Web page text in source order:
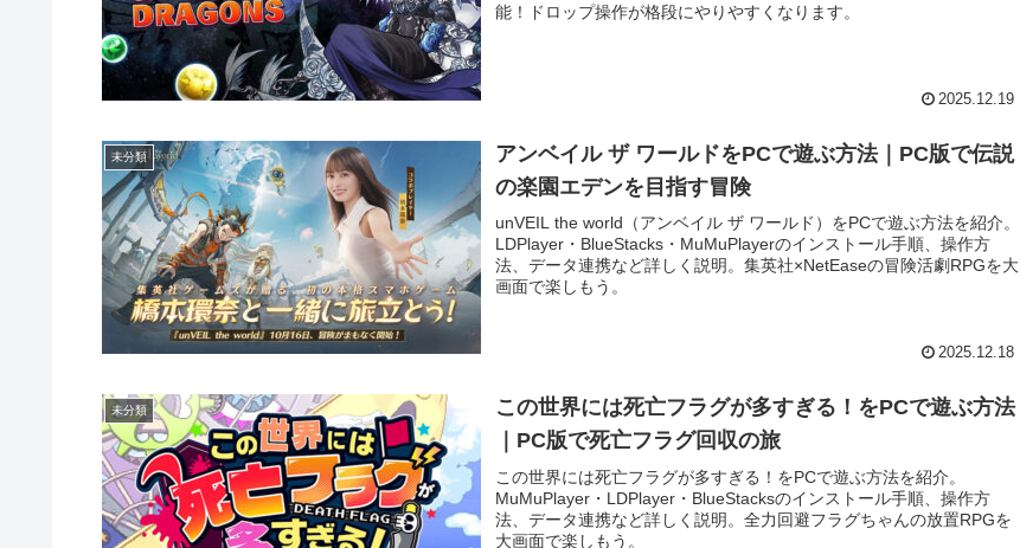
能！ドロップ操作が格段にやりやすくなります。
2025.12.19
未分類
アンベイル ザ ワールドをPCで遊ぶ方法｜PC版で伝説
の楽園エデンを目指す冒険
unVEIL the world（アンベイル ザ ワールド）をPCで遊ぶ方法を紹介。
LDPlayer・BlueStacks・MuMuPlayerのインストール手順、操作方
法、データ連携など詳しく説明。集英社×NetEaseの冒険活劇RPGを大
画面で楽しもう。
2025.12.18
未分類
この世界には死亡フラグが多すぎる！をPCで遊ぶ方法
｜PC版で死亡フラグ回収の旅
この世界には死亡フラグが多すぎる！をPCで遊ぶ方法を紹介。
MuMuPlayer・LDPlayer・BlueStacksのインストール手順、操作方
法、データ連携など詳しく説明。全力回避フラグちゃんの放置RPGを
大画面で楽しもう。